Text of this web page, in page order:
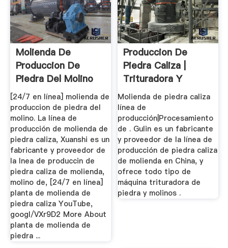
Molienda De
Produccion De
Piedra Del Molino
[24/7 en línea] molienda de
produccion de piedra del
molino. La línea de
producción de molienda de
piedra caliza, Xuanshi es un
fabricante y proveedor de
la lnea de produccin de
piedra caliza de molienda,
molino de, [24/7 en línea]
planta de molienda de
piedra caliza YouTube,
googl/VXr9D2 More About
planta de molienda de
piedra ...
Produccion De
Piedra Caliza |
Trituradora Y
Molinos
Molienda de piedra caliza
línea de
producción|Procesamiento
de . Gulin es un fabricante
y proveedor de la línea de
producción de piedra caliza
de molienda en China, y
ofrece todo tipo de
máquina trituradora de
piedra y molinos .